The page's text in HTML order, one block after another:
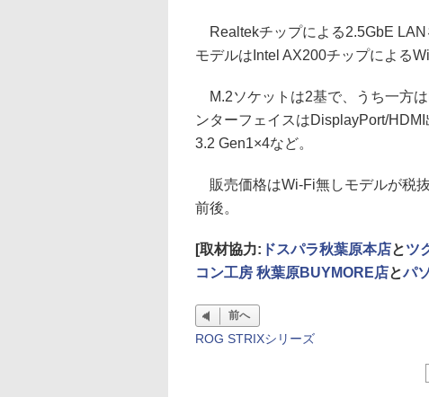
Realtekチップによる2.5GbE
モデルはIntel AX200チップによる
M.2ソケットは2基で、うち一方
ンターフェイスはDisplayPort/
3.2 Gen1×4など。
販売価格はWi-Fi無しモデルが税
前後。
[取材協力: ドスパラ秋葉原本店とツ
コン工房 秋葉原BUYMORE店とパ
前へ
ROG STRIXシリーズ